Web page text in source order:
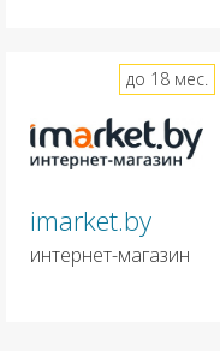
imarket.by
интернет-магазин
до 18 мес.